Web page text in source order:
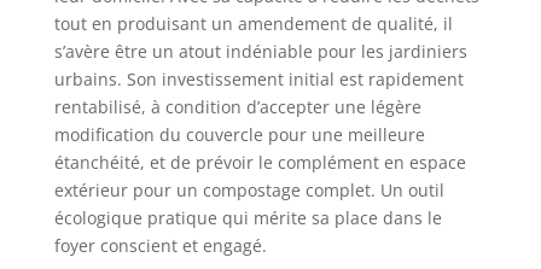
tout en produisant un amendement de qualité, il
s’avère être un atout indéniable pour les jardiniers
urbains. Son investissement initial est rapidement
rentabilisé, à condition d’accepter une légère
modification du couvercle pour une meilleure
étanchéité, et de prévoir le complément en espace
extérieur pour un compostage complet. Un outil
écologique pratique qui mérite sa place dans le
foyer conscient et engagé.